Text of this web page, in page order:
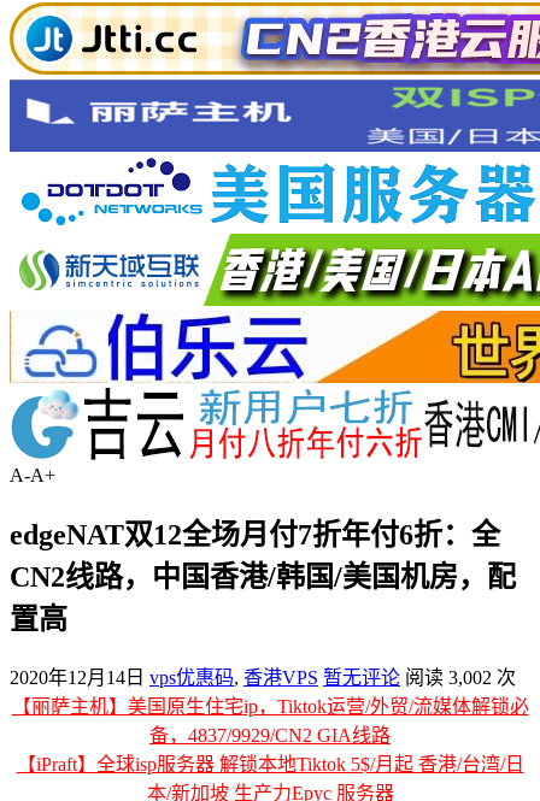
A-A+
edgeNAT双12全场月付7折年付6折：全
CN2线路，中国香港/韩国/美国机房，配
置高
2020年12月14日 vps优惠码, 香港VPS 暂无评论 阅读 3,002 次
【丽萨主机】美国原生住宅ip，Tiktok运营/外贸/流媒体解锁必
备，4837/9929/CN2 GIA线路
【iPraft】全球isp服务器 解锁本地Tiktok 5$/月起 香港/台湾/日
本/新加坡 生产力Epyc 服务器